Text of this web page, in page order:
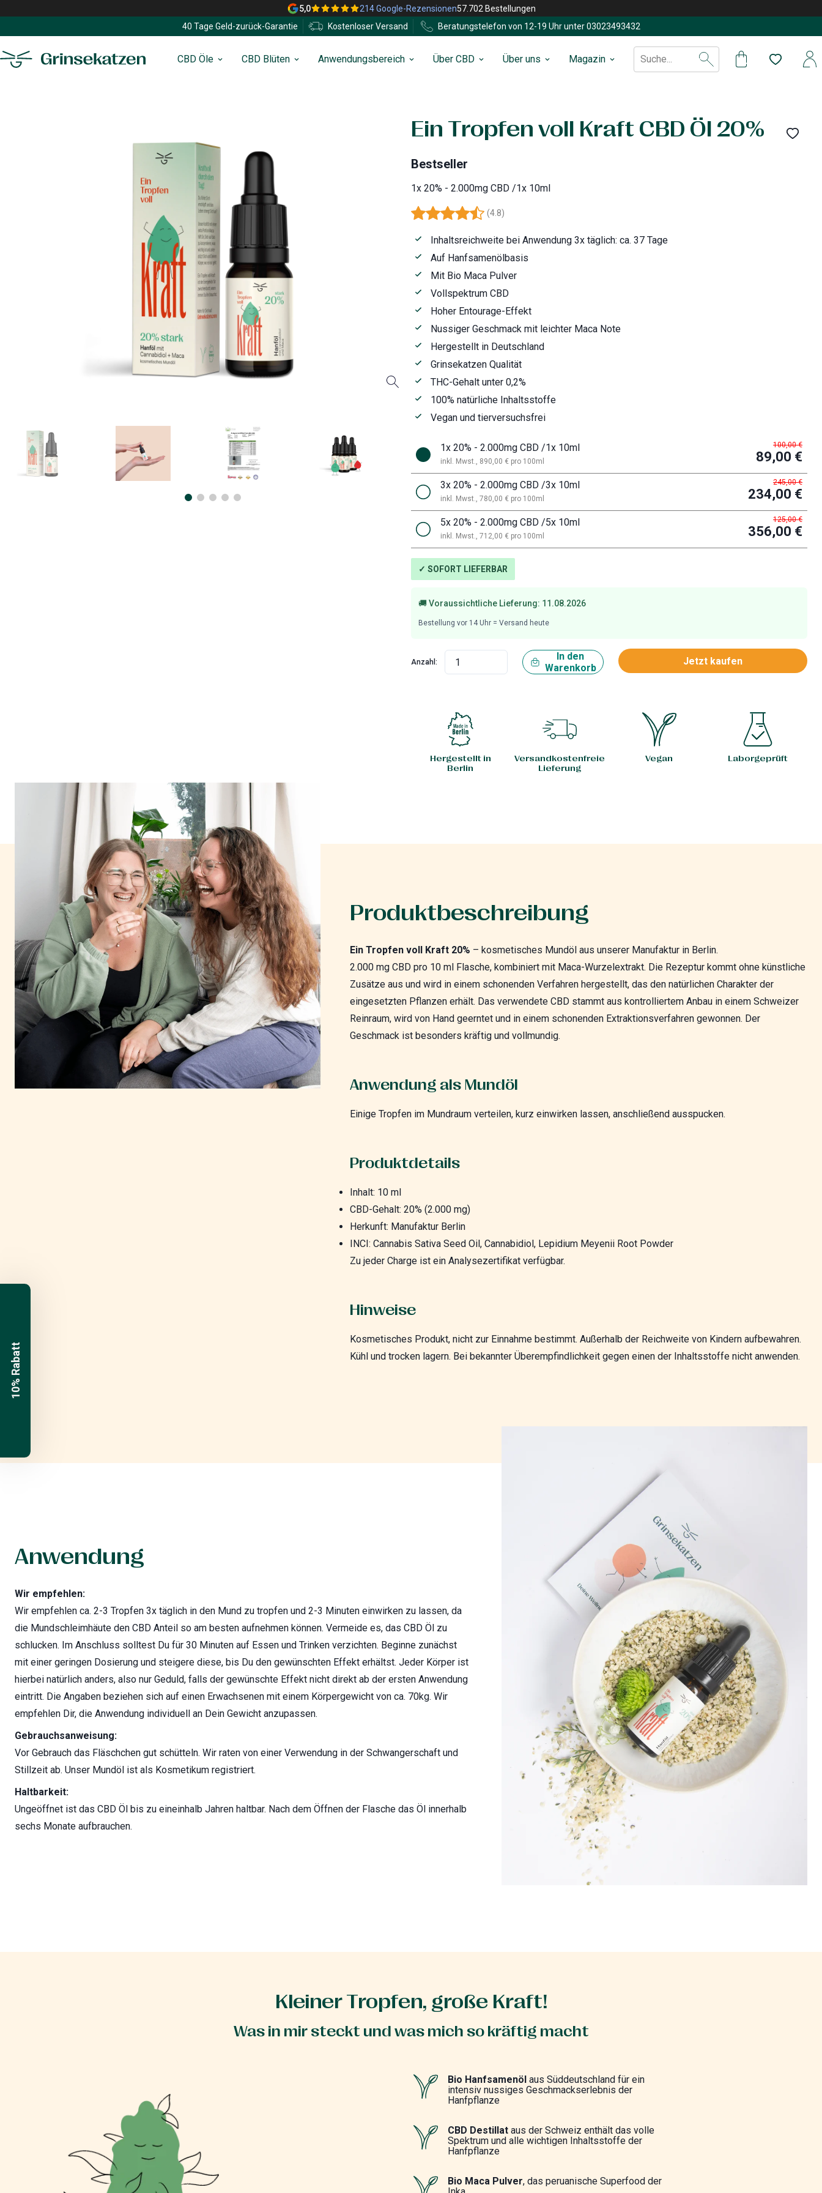
5,0 214 Google-Rezensionen57.702 Bestellungen
40 Tage Geld-zurück-Garantie
Kostenloser Versand Beratungstelefon von 12-19 Uhr unter 03023493432
CBD Öle CBD Blüten Anwendungsbereich Über CBD Über uns Magazin Suche...
Ein Tropfen voll Kraft CBD Öl 20%
Bestseller
1x 20% - 2.000mg CBD /1x 10ml
(4.8)
Inhaltsreichweite bei Anwendung 3x täglich: ca. 37 Tage
Auf Hanfsamenölbasis
Mit Bio Maca Pulver
Vollspektrum CBD
Hoher Entourage-Effekt
Nussiger Geschmack mit leichter Maca Note
Hergestellt in Deutschland
Grinsekatzen Qualität
THC-Gehalt unter 0,2%
100% natürliche Inhaltsstoffe
Vegan und tierversuchsfrei
1x 20% - 2.000mg CBD /1x 10ml
inkl. Mwst., 890,00 € pro 100ml
100,00 €
89,00 €
3x 20% - 2.000mg CBD /3x 10ml
inkl. Mwst., 780,00 € pro 100ml
245,00 €
234,00 €
5x 20% - 2.000mg CBD /5x 10ml
inkl. Mwst., 712,00 € pro 100ml
125,00 €
356,00 €
✓ SOFORT LIEFERBAR
🚚 Voraussichtliche Lieferung: 11.08.2026
Bestellung vor 14 Uhr = Versand heute
Anzahl:
In den
Warenkorb
Jetzt kaufen
Hergestellt in
Berlin
Versandkostenfreie
Lieferung
Vegan Laborgeprüft
Produktbeschreibung
Ein Tropfen voll Kraft 20% – kosmetisches Mundöl aus unserer Manufaktur in Berlin.
2.000 mg CBD pro 10 ml Flasche, kombiniert mit Maca-Wurzelextrakt. Die Rezeptur kommt ohne künstliche
Zusätze aus und wird in einem schonenden Verfahren hergestellt, das den natürlichen Charakter der
eingesetzten Pflanzen erhält. Das verwendete CBD stammt aus kontrolliertem Anbau in einem Schweizer
Reinraum, wird von Hand geerntet und in einem schonenden Extraktionsverfahren gewonnen. Der
Geschmack ist besonders kräftig und vollmundig.
Anwendung als Mundöl
Einige Tropfen im Mundraum verteilen, kurz einwirken lassen, anschließend ausspucken.
Produktdetails
Inhalt: 10 ml
CBD-Gehalt: 20% (2.000 mg)
Herkunft: Manufaktur Berlin
INCI: Cannabis Sativa Seed Oil, Cannabidiol, Lepidium Meyenii Root Powder
Zu jeder Charge ist ein Analysezertifikat verfügbar.
Hinweise
Kosmetisches Produkt, nicht zur Einnahme bestimmt. Außerhalb der Reichweite von Kindern aufbewahren.
Kühl und trocken lagern. Bei bekannter Überempfindlichkeit gegen einen der Inhaltsstoffe nicht anwenden.
Anwendung
Wir empfehlen:
Wir empfehlen ca. 2-3 Tropfen 3x täglich in den Mund zu tropfen und 2-3 Minuten einwirken zu lassen, da
die Mundschleimhäute den CBD Anteil so am besten aufnehmen können. Vermeide es, das CBD Öl zu
schlucken. Im Anschluss solltest Du für 30 Minuten auf Essen und Trinken verzichten. Beginne zunächst
mit einer geringen Dosierung und steigere diese, bis Du den gewünschten Effekt erhältst. Jeder Körper ist
hierbei natürlich anders, also nur Geduld, falls der gewünschte Effekt nicht direkt ab der ersten Anwendung
eintritt. Die Angaben beziehen sich auf einen Erwachsenen mit einem Körpergewicht von ca. 70kg. Wir
empfehlen Dir, die Anwendung individuell an Dein Gewicht anzupassen.
Gebrauchsanweisung:
Vor Gebrauch das Fläschchen gut schütteln. Wir raten von einer Verwendung in der Schwangerschaft und
Stillzeit ab. Unser Mundöl ist als Kosmetikum registriert.
Haltbarkeit:
Ungeöffnet ist das CBD Öl bis zu eineinhalb Jahren haltbar. Nach dem Öffnen der Flasche das Öl innerhalb
sechs Monate aufbrauchen.
Kleiner Tropfen, große Kraft!
Was in mir steckt und was mich so kräftig macht
Bio Hanfsamenöl aus Süddeutschland für ein
intensiv nussiges Geschmackserlebnis der
Hanfpflanze
CBD Destillat aus der Schweiz enthält das volle
Spektrum und alle wichtigen Inhaltsstoffe der
Hanfpflanze
Bio Maca Pulver, das peruanische Superfood der
10% Rabatt